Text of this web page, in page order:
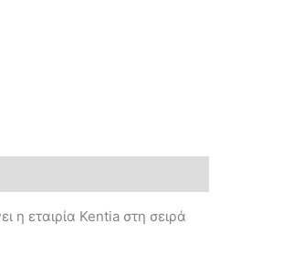
η εταιρία Kentia στη σειρά